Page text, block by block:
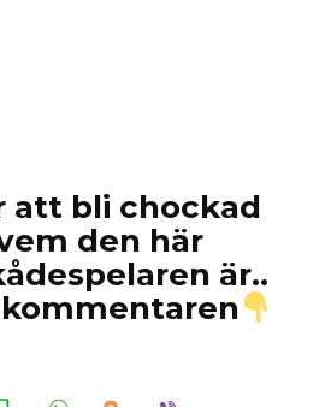
att bli chockad
den här
är..